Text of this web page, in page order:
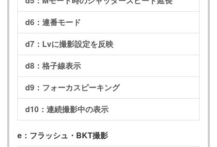
d6：連番モード
d7：Lvに撮影設定を反映
d8：格子線表示
d9：フォーカスピーキング
d10：連続撮影中の表示
e：フラッシュ・BKT撮影